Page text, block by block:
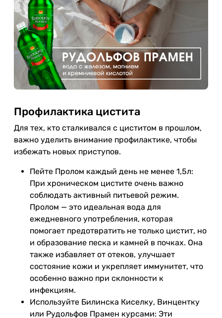
Профилактика цистита
Для тех, кто сталкивался с циститом в прошлом,
важно уделить внимание профилактике, чтобы
избежать новых приступов.
Пейте Пролом каждый день не менее 1,5л:
При хроническом цистите очень важно
соблюдать активный питьевой режим.
Пролом — это идеальная вода для
ежедневного употребления, которая
помогает предотвратить не только цистит, но
и образование песка и камней в почках. Она
также избавляет от отеков, улучшает
состояние кожи и укрепляет иммунитет, что
особенно важно при склонности к
инфекциям.
Используйте Билинска Киселку, Винцентку
или Рудольфов Прамен курсами: Эти